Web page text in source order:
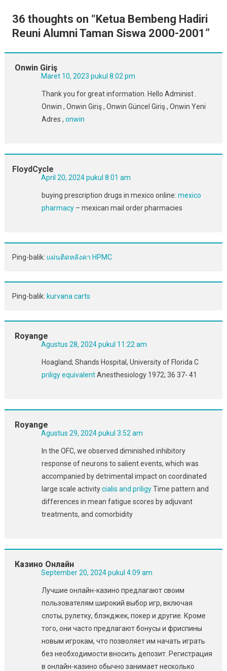
36 thoughts on “Ketua Bembeng Hadiri
Reuni Alumni Taman Siswa 2000-2001 ”
Onwin Giriş
Maret 10, 2023 pukul 8:02 pm
Thank you for great information. Hello Administ .
Onwin , Onwin Giriş , Onwin Güncel Giriş , Onwin Yeni
Adres , onwin
FloydCycle
April 20, 2024 pukul 8:01 am
buying prescription drugs in mexico online: mexico
pharmacy– mexican mail order pharmacies
Ping-balik: แผ่นติดหลังคา HPMC
Ping-balik: kurvana carts
Royange
Agustus 28, 2024 pukul 11:22 am
Hoagland; Shands Hospital, University of Florida C
priligy equivalentAnesthesiology 1972; 36 37- 41
Royange
Agustus 29, 2024 pukul 3:52 am
In the OFC, we observed diminished inhibitory
response of neurons to salient events, which was
accompanied by detrimental impact on coordinated
large scale activitycialis and priligyTime pattern and
differences in mean fatigue scores by adjuvant
treatments, and comorbidity
Казино Онлайн
September 20, 2024 pukul 4:09 am
Лучшие онлайн-казино предлагают своим
пользователям широкий выбор игр, включая
слоты, рулетку, блэкджек, покер и другие. Кроме
того, они часто предлагают бонусы и фриспины
новым игрокам, что позволяет им начать играть
без необходимости вносить депозит. Регистрация
в онлайн-казино обычно занимает несколько